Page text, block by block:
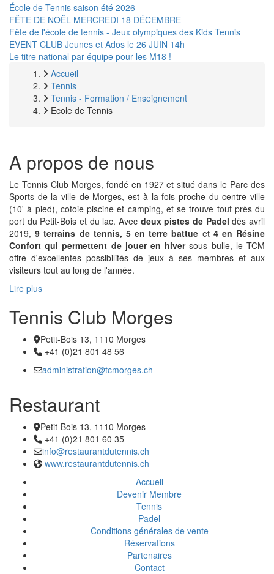
École de Tennis saison été 2026
FÊTE DE NOËL MERCREDI 18 DÉCEMBRE
Fête de l'école de tennis - Jeux olympiques des Kids Tennis
EVENT CLUB Jeunes et Ados le 26 JUIN 14h
Le titre national par équipe pour les M18 !
Fil
d'Ariane
Accueil
Tennis
Tennis - Formation / Enseignement
Ecole de Tennis
A propos de nous
Le Tennis Club Morges, fondé en 1927 et situé dans le Parc des
Sports de la ville de Morges, est à la fois proche du centre ville
(10' à pied), cotoie piscine et camping, et se trouve tout près du
port du Petit-Bois et du lac. Avec deux pistes de Padeldès avril
2019,9 terrains de tennis, 5 en terre battue et 4 en Résine
Confort qui permettent de jouer en hiversous bulle, le TCM
offre d'excellentes possibilités de jeux à ses membres et aux
visiteurs tout au long de l'année.
Lire plus
Tennis Club Morges
Adresse
Petit-Bois 13, 1110 Morges
Téléphone:
+41 (0)21 801 48 56
Email :
administration@tcmorges.ch
Restaurant
Adresse
Petit-Bois 13, 1110 Morges
Téléphone:
+41 (0)21 801 60 35
Email :
info@restaurantdutennis.ch
Site web:
www.restaurantdutennis.ch
Footer
menu
Accueil
Devenir Membre
Tennis
Padel
Conditions générales de vente
Réservations
Partenaires
Contact